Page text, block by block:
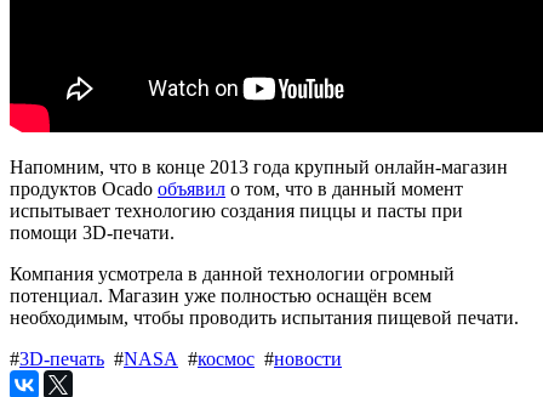
Напомним, что в конце 2013 года крупный онлайн-магазин
продуктов Ocado объявил о том, что в данный момент
испытывает технологию создания пиццы и пасты при
помощи 3D-печати.
Компания усмотрела в данной технологии огромный
потенциал. Магазин уже полностью оснащён всем
необходимым, чтобы проводить испытания пищевой печати.
#3D-печать #NASA #космос #новости